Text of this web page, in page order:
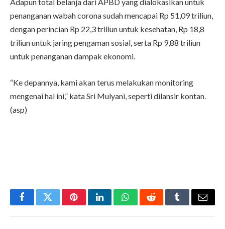
penanganan wabah corona sudah mencapai Rp 51,09 triliun,
dengan perincian Rp 22,3 triliun untuk kesehatan, Rp 18,8
triliun untuk jaring pengaman sosial, serta Rp 9,88 triliun
untuk penanganan dampak ekonomi.
“Ke depannya, kami akan terus melakukan monitoring
mengenai hal ini,” kata Sri Mulyani, seperti dilansir kontan.
(asp)
FacebookTwitterPinterestLinkedInWhatsAppRedditTumblrEmail